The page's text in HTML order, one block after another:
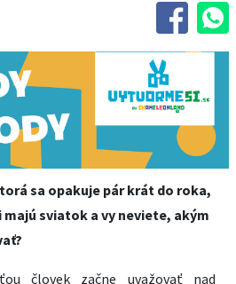
sa opakuje pár krát do roka,
sviatok a vy neviete, akým
človek začne uvažovať nad